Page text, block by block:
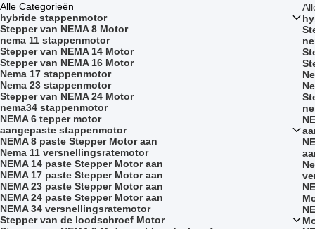
Alle Categorieën
hybride stappenmotor
Stepper van NEMA 8 Motor
nema 11 stappenmotor
Stepper van NEMA 14 Motor
Stepper van NEMA 16 Motor
Nema 17 stappenmotor
Nema 23 stappenmotor
Stepper van NEMA 24 Motor
nema34 stappenmotor
NEMA 6 tepper motor
aangepaste stappenmotor
NEMA 8 paste Stepper Motor aan
Nema 11 versnellingsratemotor
NEMA 14 paste Stepper Motor aan
NEMA 17 paste Stepper Motor aan
NEMA 23 paste Stepper Motor aan
NEMA 24 paste Stepper Motor aan
NEMA 34 versnellingsratemotor
Stepper van de loodschroef Motor